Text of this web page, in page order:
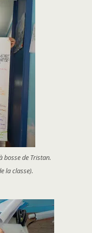
bosse de Tristan.
la classe).